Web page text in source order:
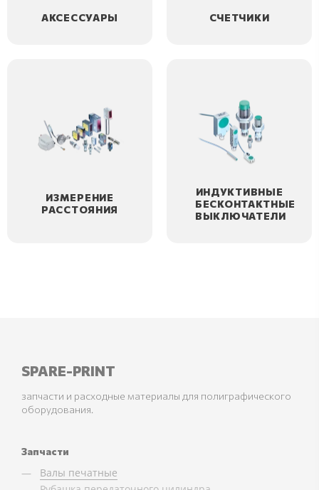
АКСЕССУАРЫ СЧЕТЧИКИ
ИЗМЕРЕНИЕ
РАССТОЯНИЯ
ИНДУКТИВНЫЕ
БЕСКОНТАКТНЫЕ
ВЫКЛЮЧАТЕЛИ
SPARE-PRINT
запчасти и расходные материалы для полиграфического
оборудования.
Запчасти
Валы печатные